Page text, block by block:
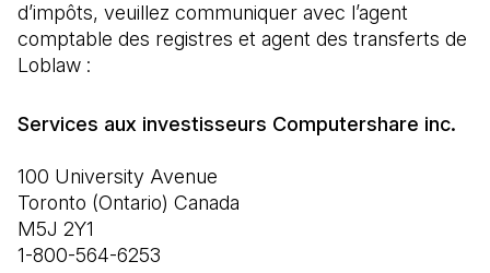
d’impôts, veuillez communiquer avec l’agent
comptable des registres et agent des transferts de
Loblaw :
100 University Avenue
Toronto (Ontario) Canada
M5J 2Y1
1-800-564-6253